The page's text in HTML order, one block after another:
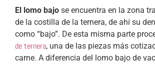
El lomo bajo se encuentra en la zona
de la costilla de la ternera, de ahí su
como “bajo”. De esta misma parte
de ternera, una de las piezas más
carne. A diferencia del lomo bajo de